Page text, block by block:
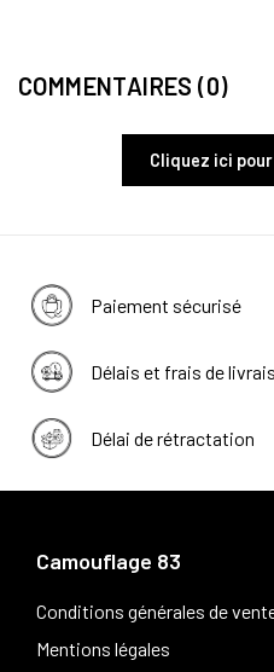
COMMENTAIRES (0)
Cliquez ici
Paiement sécurisé
Délais et frais de
Délai de rétractation
Camouflage 83
Conditions générales de
Mentions légales